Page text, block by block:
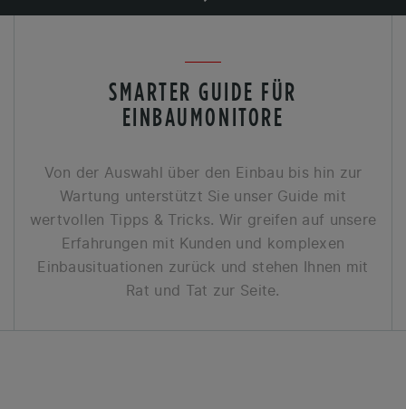
SMARTER GUIDE FÜR
EINBAUMONITORE
Von der Auswahl über den Einbau bis hin zur
Wartung unterstützt Sie unser Guide mit
wertvollen Tipps & Tricks. Wir greifen auf unsere
Erfahrungen mit Kunden und komplexen
Einbausituationen zurück und stehen Ihnen mit
Rat und Tat zur Seite.